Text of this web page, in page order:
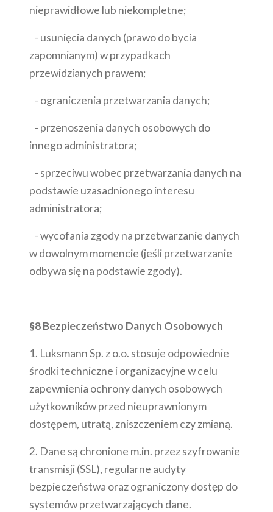
nieprawidłowe lub niekompletne;
- usunięcia danych (prawo do bycia
zapomnianym) w przypadkach
przewidzianych prawem;
- ograniczenia przetwarzania danych;
- przenoszenia danych osobowych do
innego administratora;
- sprzeciwu wobec przetwarzania danych na
podstawie uzasadnionego interesu
administratora;
- wycofania zgody na przetwarzanie danych
w dowolnym momencie (jeśli przetwarzanie
odbywa się na podstawie zgody).
§8 Bezpieczeństwo Danych Osobowych
1. Luksmann Sp. z o.o. stosuje odpowiednie
środki techniczne i organizacyjne w celu
zapewnienia ochrony danych osobowych
użytkowników przed nieuprawnionym
dostępem, utratą, zniszczeniem czy zmianą.
2. Dane są chronione m.in. przez szyfrowanie
transmisji (SSL), regularne audyty
bezpieczeństwa oraz ograniczony dostęp do
systemów przetwarzających dane.